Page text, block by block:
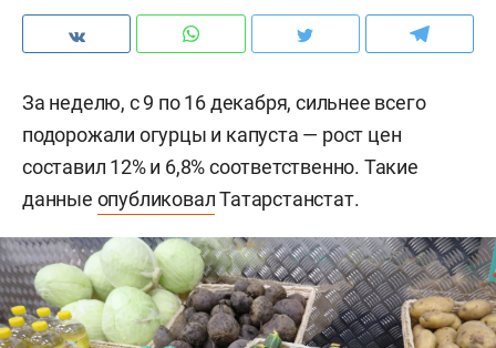
За неделю, с 9 по 16 декабря, сильнее всего
подорожали огурцы и капуста — рост цен
составил 12% и 6,8% соответственно. Такие
данные опубликовалТатарстанстат.